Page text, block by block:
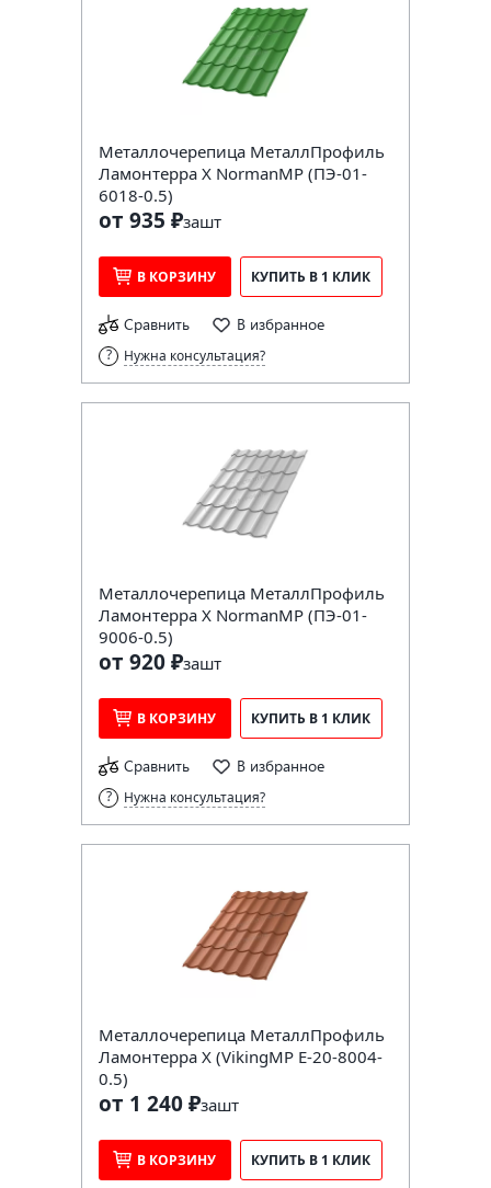
Металлочерепица МеталлПрофиль
Ламонтерра X NormanMP (ПЭ-01-
6018-0.5)
от 935 ₽зашт
В КОРЗИНУ КУПИТЬ В 1 КЛИК
Сравнить В избранное
Нужна консультация?
Металлочерепица МеталлПрофиль
Ламонтерра X NormanMP (ПЭ-01-
9006-0.5)
от 920 ₽зашт
В КОРЗИНУ КУПИТЬ В 1 КЛИК
Сравнить В избранное
Нужна консультация?
Металлочерепица МеталлПрофиль
Ламонтерра X (VikingMP E-20-8004-
0.5)
от 1 240 ₽зашт
В КОРЗИНУ КУПИТЬ В 1 КЛИК